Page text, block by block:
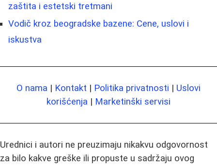
zaštita i estetski tretmani
Vodič kroz beogradske bazene: Cene, uslovi i
iskustva
O nama | Kontakt | Politika privatnosti | Uslovi
korišćenja | Marketinški servisi
Urednici i autori ne preuzimaju nikakvu odgovornost
za bilo kakve greške ili propuste u sadržaju ovog